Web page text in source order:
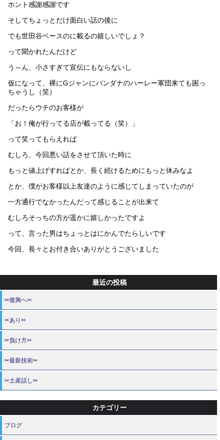
ホント感謝感謝です
そしてちょっとだけ面白い話の後に
でも世田谷ベースのに載るの嬉しいでしょ？
って聞かれたんだけど
う～ん、小さすぎて宣伝にもならないし
仮になって、裸にGジャンにバンダナのハーレー軍団来ても困っ
ちゃうし（笑）
だったらウチのお客様が
「お！俺が行ってる店が載ってる（笑）」
って笑ってもらえれば
むしろ、今回悪い話をさせて頂いた時に
もっと値上げすればとか、長く続けるためにもっと休みなよ
とか、僕がお客様以上友達のように感じてしまっていたのが
一方通行でなかったんだって感じることが出来て
むしろそっちの方が遥かに嬉しかったですよ
って、言った男はちょっとはにかんでたらしいです
今回、長々とお付き合いありがとうございました
最近の投稿
✂復興へ✂
✂あり✂
✂負け方✂
✂最新技術✂
✂土産話し✂
カテゴリー
ブログ